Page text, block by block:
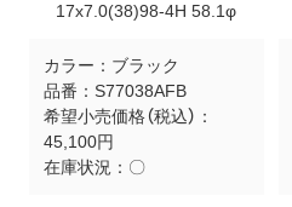
17x7.0(38)98-4H 58.1φ
カラー： ブラック
品番： S77038AFB
希望小売価格（税込）：
45,100円
在庫状況： 〇